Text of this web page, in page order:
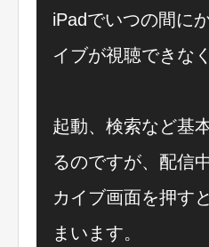
iPadでいつの間に
イブが視聴できな
起動、検索など基
るのですが、配信
カイブ画面を押す
まいます。